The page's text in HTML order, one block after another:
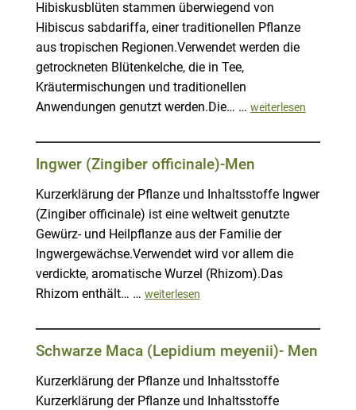
Hibiskusblüten stammen überwiegend von
Hibiscus sabdariffa, einer traditionellen Pflanze
aus tropischen Regionen.Verwendet werden die
getrockneten Blütenkelche, die in Tee,
Kräutermischungen und traditionellen
Anwendungen genutzt werden.Die… … weiterlesen
Ingwer (Zingiber officinale)-Men
Kurzerklärung der Pflanze und Inhaltsstoffe Ingwer
(Zingiber officinale) ist eine weltweit genutzte
Gewürz- und Heilpflanze aus der Familie der
Ingwergewächse.Verwendet wird vor allem die
verdickte, aromatische Wurzel (Rhizom).Das
Rhizom enthält… … weiterlesen
Schwarze Maca (Lepidium meyenii)- Men
Kurzerklärung der Pflanze und Inhaltsstoffe
Kurzerklärung der Pflanze und Inhaltsstoffe